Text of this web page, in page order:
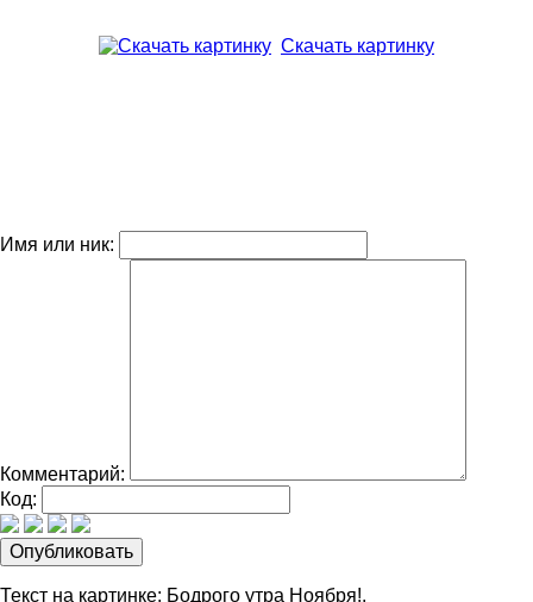
Скачать картинку
Имя или ник:
Комментарий:
Код:
Текст на картинке: Бодрого утра Ноября!.